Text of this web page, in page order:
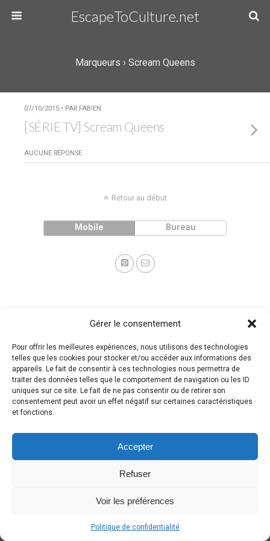
Gérer le consentement
Pour offrir les meilleures expériences, nous utilisons des technologies
telles que les cookies pour stocker et/ou accéder aux informations des
appareils. Le fait de consentir à ces technologies nous permettra de
traiter des données telles que le comportement de navigation ou les ID
uniques sur ce site. Le fait de ne pas consentir ou de retirer son
consentement peut avoir un effet négatif sur certaines caractéristiques
et fonctions.
Accepter
Refuser
Voir les préférences
Politique de confidentialité
EscapeToCulture.net
Marqueurs › Scream Queens
07/10/2015 • PAR FAB!EN
[SÉRIE TV] Scream Queens
AUCUNE RÉPONSE
Retour au début
Mobile Bureau